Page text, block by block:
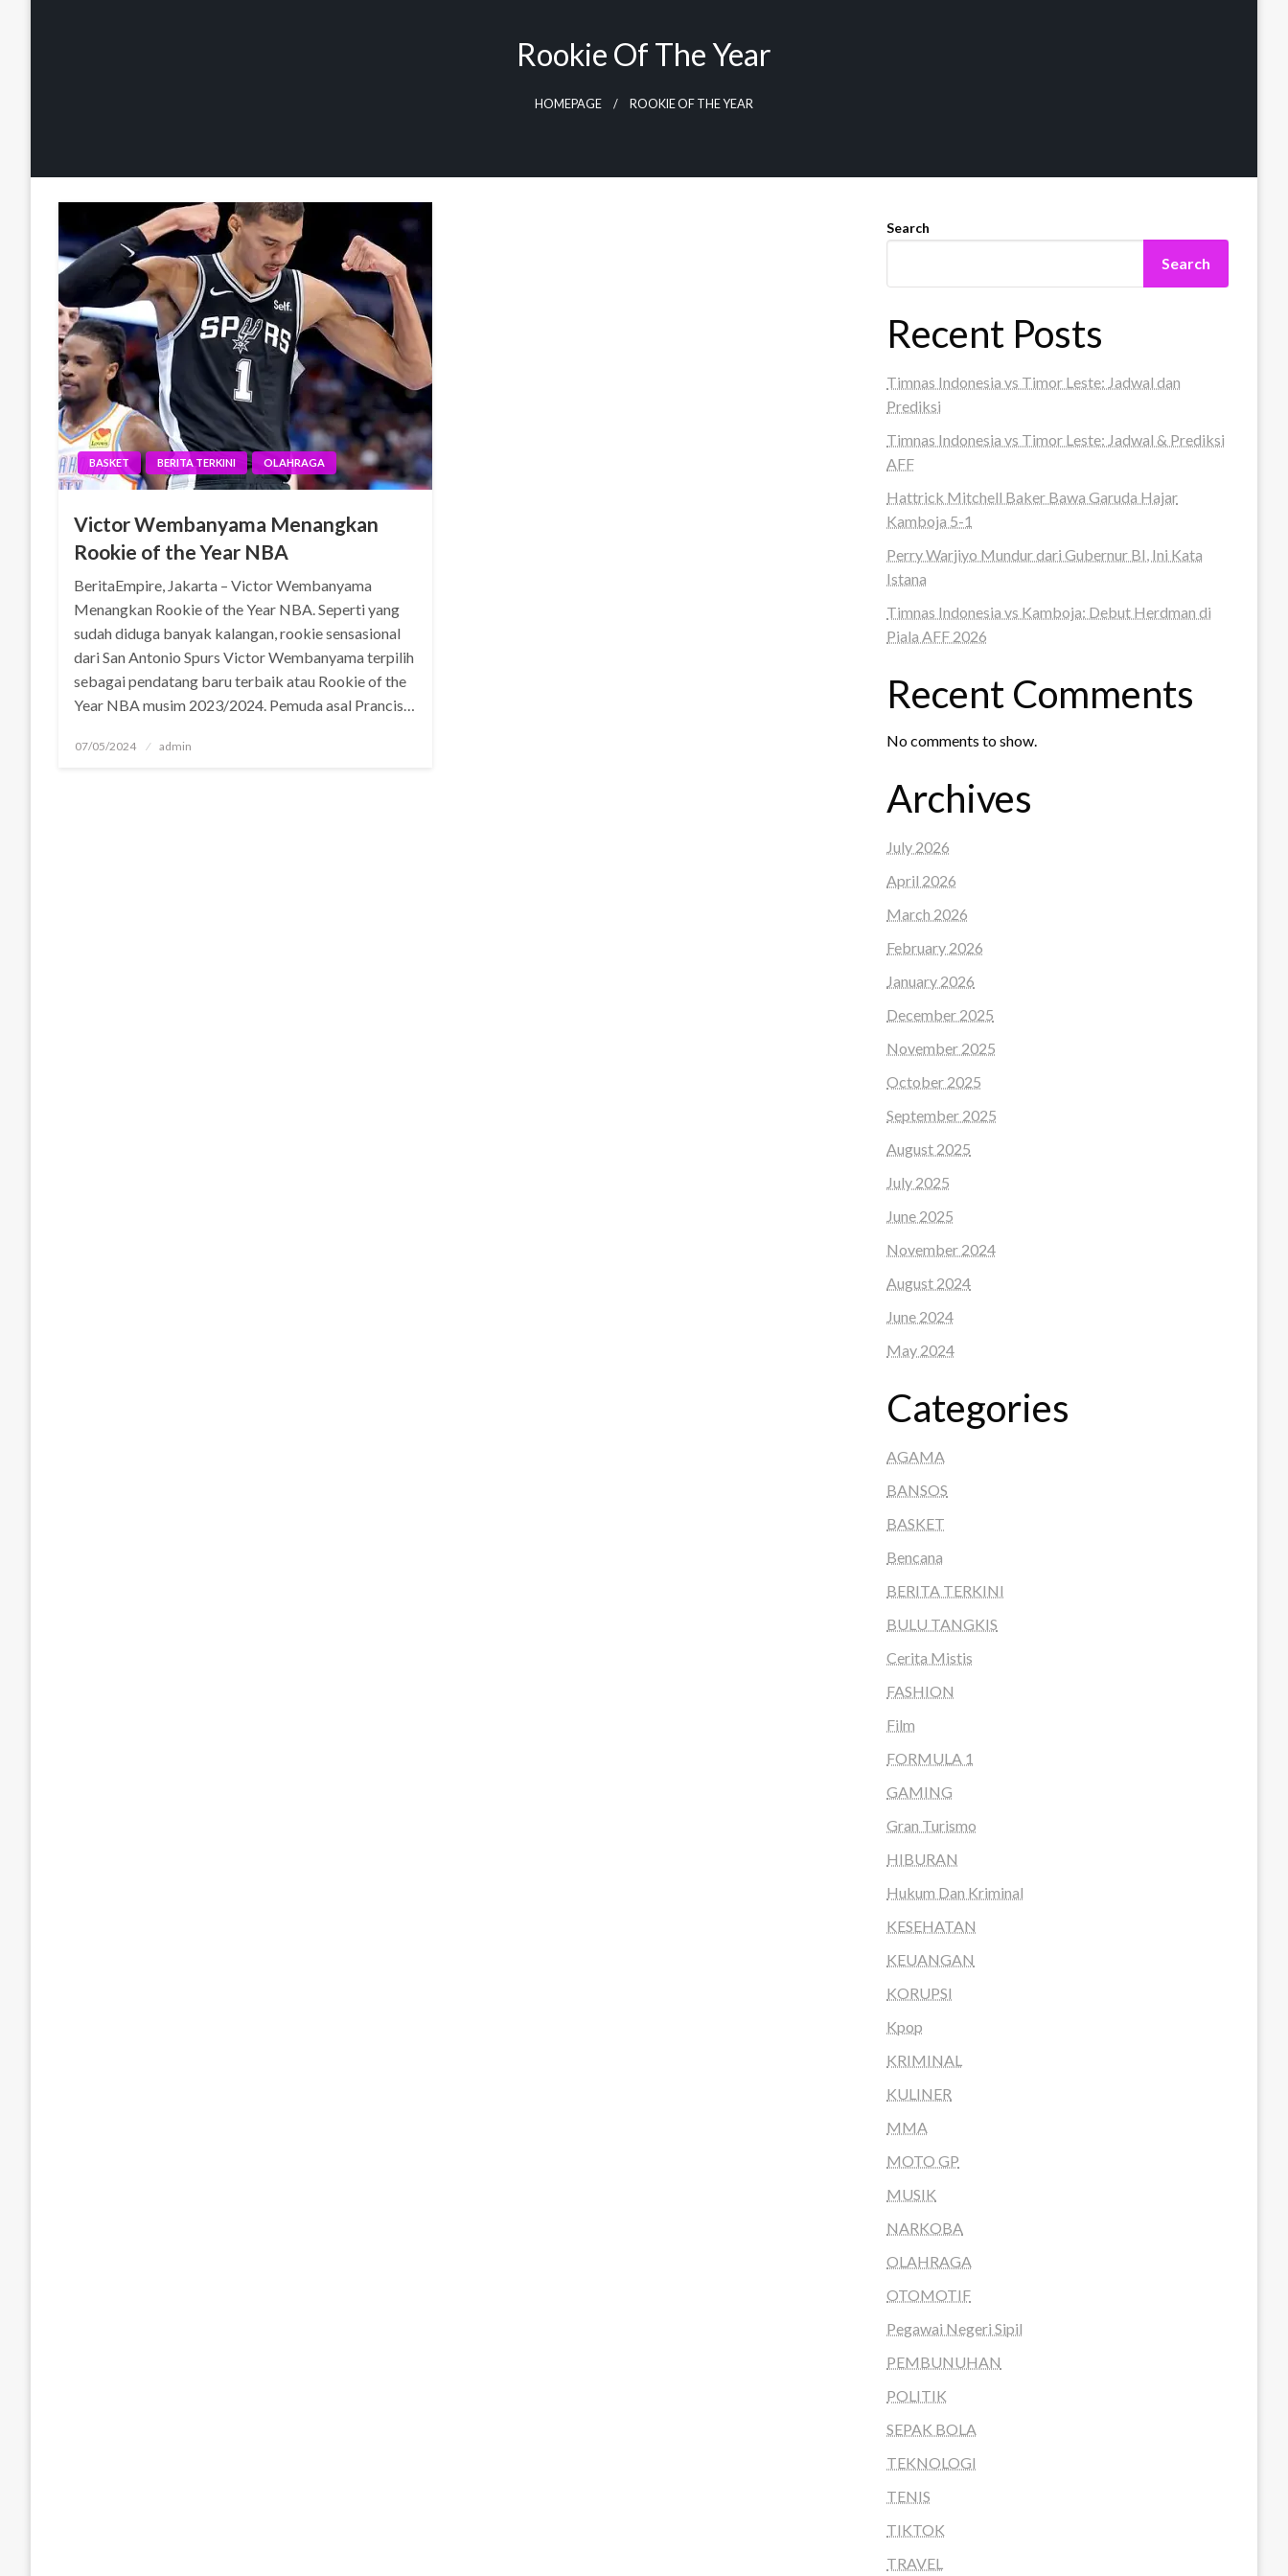
Rookie Of The Year
HOMEPAGE ROOKIE OF THE YEAR
BASKET BERITA TERKINI OLAHRAGA
Victor Wembanyama Menangkan
Rookie of the Year NBA
BeritaEmpire, Jakarta – Victor Wembanyama
Menangkan Rookie of the Year NBA. Seperti yang
sudah diduga banyak kalangan, rookie sensasional
dari San Antonio Spurs Victor Wembanyama terpilih
sebagai pendatang baru terbaik atau Rookie of the
Year NBA musim 2023/2024. Pemuda asal Prancis…
Posted
07/05/2024 admin
Search
Search
Recent Posts
Timnas Indonesia vs Timor Leste: Jadwal dan
Prediksi
Timnas Indonesia vs Timor Leste: Jadwal & Prediksi
AFF
Hattrick Mitchell Baker Bawa Garuda Hajar
Kamboja 5-1
Perry Warjiyo Mundur dari Gubernur BI, Ini Kata
Istana
Timnas Indonesia vs Kamboja: Debut Herdman di
Piala AFF 2026
Recent Comments
No comments to show.
Archives
July 2026
April 2026
March 2026
February 2026
January 2026
December 2025
November 2025
October 2025
September 2025
August 2025
July 2025
June 2025
November 2024
August 2024
June 2024
May 2024
Categories
AGAMA
BANSOS
BASKET
Bencana
BERITA TERKINI
BULU TANGKIS
Cerita Mistis
FASHION
Film
FORMULA 1
GAMING
Gran Turismo
HIBURAN
Hukum Dan Kriminal
KESEHATAN
KEUANGAN
KORUPSI
Kpop
KRIMINAL
KULINER
MMA
MOTO GP
MUSIK
NARKOBA
OLAHRAGA
OTOMOTIF
Pegawai Negeri Sipil
PEMBUNUHAN
POLITIK
SEPAK BOLA
TEKNOLOGI
TENIS
TIKTOK
TRAVEL